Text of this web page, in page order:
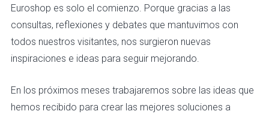
Euroshop es solo el comienzo. Porque gracias a las
consultas, reflexiones y debates que mantuvimos con
todos nuestros visitantes, nos surgieron nuevas
inspiraciones e ideas para seguir mejorando.
En los próximos meses trabajaremos sobre las ideas que
hemos recibido para crear las mejores soluciones a